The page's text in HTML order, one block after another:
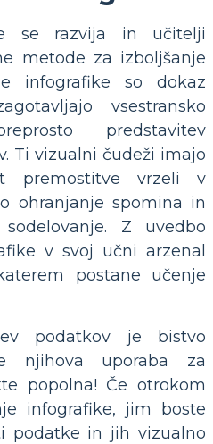
se razvija in učitelji
metode za izboljšanje
infografike so dokaz
vsestransko
predstavitev
Ti vizualni čudeži imajo
premostitve vrzeli v
ohranjanje spomina in
Z uvedbo
v svoj učni arzenal
postane učenje
podatkov je bistvo
njihova uporaba za
popolna! Če otrokom
infografike, jim boste
podatke in jih vizualno